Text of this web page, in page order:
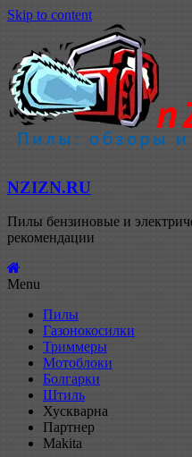
Skip to content
NZIZN.RU
Пилы бензиновые и
рекомендации
Menu
Пилы
Газонокосилки
Триммеры
Мотоблоки
Болгарки
Штиль
Хускварна
Партнер
Makita